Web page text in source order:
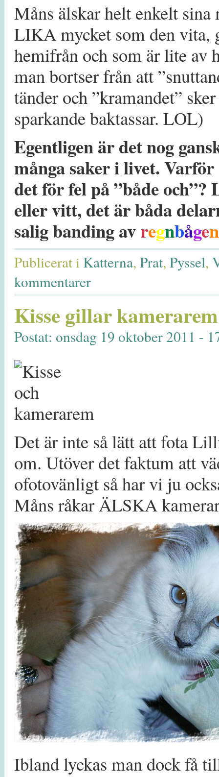
Måns älskar helt enkelt
LIKA mycket som den vita,
hemifrån och som är lite av
man bortser från att
tänder och ”kramandet”
sparkande baktassar. LOL)
Egentligen är det nog
många saker i livet.
det för fel på ”både
eller vitt, det är båda
salig banding avregnbågen
Publicerat i Katterna, Prat, Pyssel,
kommentarer
Kisse gillar
Postat: onsdag 19 oktober 2011 -
Det är inte så lätt att fota
om. Utöver det faktum att
ofotovänligt så har vi ju
Måns råkar ÄLSKA
Ibland lyckas man dock få